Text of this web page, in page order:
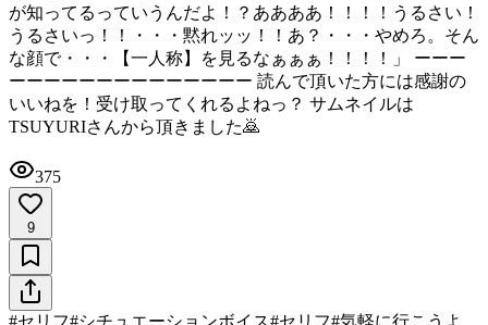
が知ってるっていうんだよ！？ああああ！！！！うるさい！
うるさいっ！！・・・黙れッッ！！あ？・・・やめろ。そん
な顔で・・・【一人称】を見るなぁぁぁ！！！！」 ーーー
ーーーーーーーーーーーーーー 読んで頂いた方には感謝の
いいねを！受け取ってくれるよねっ？ サムネイルは
TSUYURIさんから頂きました🙇
375
9
#セリフ#シチュエーションボイス#セリフ#気軽に行こうよ